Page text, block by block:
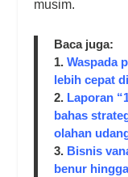
musim.
Baca juga:
1.Waspada
lebih cepat
2. Laporan
bahas
olahan
3. Bisnis
benur